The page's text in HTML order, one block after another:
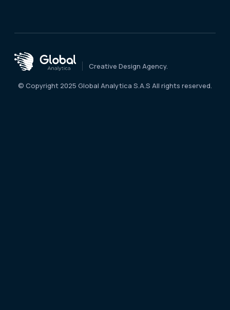
Creative Design Agency.
© Copyright 2025 Global Analytica S.A.S All rights reserved.